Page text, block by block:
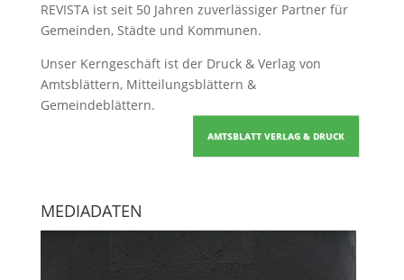
REVISTA ist seit 50 Jahren zuverlässiger Partner für
Gemeinden, Städte und Kommunen.
Unser Kerngeschäft ist der Druck & Verlag von
Amtsblättern, Mitteilungsblättern &
Gemeindeblättern.
AMTSBLATT VERLAG & DRUCK
MEDIADATEN